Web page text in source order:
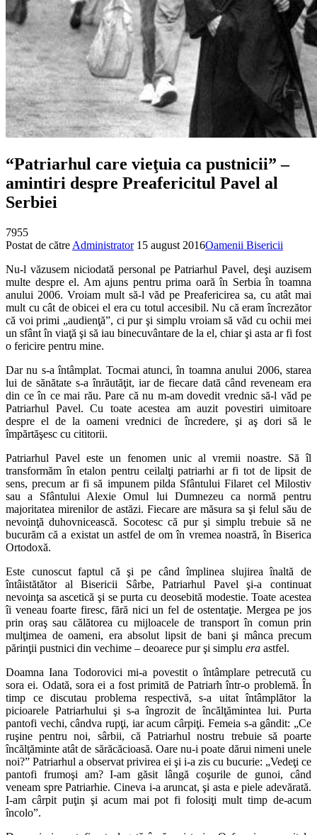
“Patriarhul care vieţuia ca pustnicii” –
amintiri despre Preafericitul Pavel al
Serbiei
7955
Postat de către Administrator 15 august 2016Oamenii Bisericii
Nu-l văzusem niciodată personal pe Patriarhul Pavel, deşi auzisem
multe despre el. Am ajuns pentru prima oară în Serbia în toamna
anului 2006. Vroiam mult să-l văd pe Preafericirea sa, cu atât mai
mult cu cât de obicei el era cu totul accesibil. Nu că eram încrezător
că voi primi „audienţă”, ci pur şi simplu vroiam să văd cu ochii mei
un sfânt în viaţă şi să iau binecuvântare de la el, chiar şi asta ar fi fost
o fericire pentru mine.
Dar nu s-a întâmplat. Tocmai atunci, în toamna anului 2006, starea
lui de sănătate s-a înrăutăţit, iar de fiecare dată când reveneam era
din ce în ce mai rău. Pare că nu m-am dovedit vrednic să-l văd pe
Patriarhul Pavel. Cu toate acestea am auzit povestiri uimitoare
despre el de la oameni vrednici de încredere, şi aş dori să le
împărtăşesc cu cititorii.
Patriarhul Pavel este un fenomen unic al vremii noastre. Să îl
transformăm în etalon pentru ceilalţi patriarhi ar fi tot de lipsit de
sens, precum ar fi să impunem pilda Sfântului Filaret cel Milostiv
sau a Sfântului Alexie Omul lui Dumnezeu ca normă pentru
majoritatea mirenilor de astăzi. Fiecare are măsura sa şi felul său de
nevoinţă duhovnicească. Socotesc că pur şi simplu trebuie să ne
bucurăm că a existat un astfel de om în vremea noastră, în Biserica
Ortodoxă.
Este cunoscut faptul că şi pe când împlinea slujirea înaltă de
întâistătător al Bisericii Sârbe, Patriarhul Pavel şi-a continuat
nevoinţa sa ascetică şi se purta cu deosebită modestie. Toate acestea
îi veneau foarte firesc, fără nici un fel de ostentaţie. Mergea pe jos
prin oraş sau călătorea cu mijloacele de transport în comun prin
mulţimea de oameni, era absolut lipsit de bani şi mânca precum
părinţii pustnici din vechime – deoarece pur şi simplu era astfel.
Doamna Iana Todorovici mi-a povestit o întâmplare petrecută cu
sora ei. Odată, sora ei a fost primită de Patriarh într-o problemă. În
timp ce discutau problema respectivă, s-a uitat întâmplător la
picioarele Patriarhului şi s-a îngrozit de încălţămintea lui. Purta
pantofi vechi, cândva rupţi, iar acum cârpiţi. Femeia s-a gândit: „Ce
ruşine pentru noi, sârbii, că Patriarhul nostru trebuie să poarte
încălţăminte atât de sărăcăcioasă. Oare nu-i poate dărui nimeni unele
noi?” Patriarhul a observat privirea ei şi i-a zis cu bucurie: „Vedeţi ce
pantofi frumoşi am? I-am găsit lângă coşurile de gunoi, când
veneam spre Patriarhie. Cineva i-a aruncat, şi asta e piele adevărată.
I-am cârpit puţin şi acum mai pot fi folosiţi mult timp de-acum
încolo”.